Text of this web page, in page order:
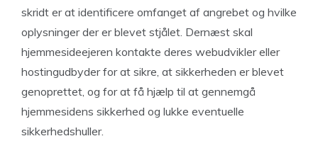
skridt er at identificere omfanget af angrebet og hvilke
oplysninger der er blevet stjålet. Dernæst skal
hjemmesideejeren kontakte deres webudvikler eller
hostingudbyder for at sikre, at sikkerheden er blevet
genoprettet, og for at få hjælp til at gennemgå
hjemmesidens sikkerhed og lukke eventuelle
sikkerhedshuller.